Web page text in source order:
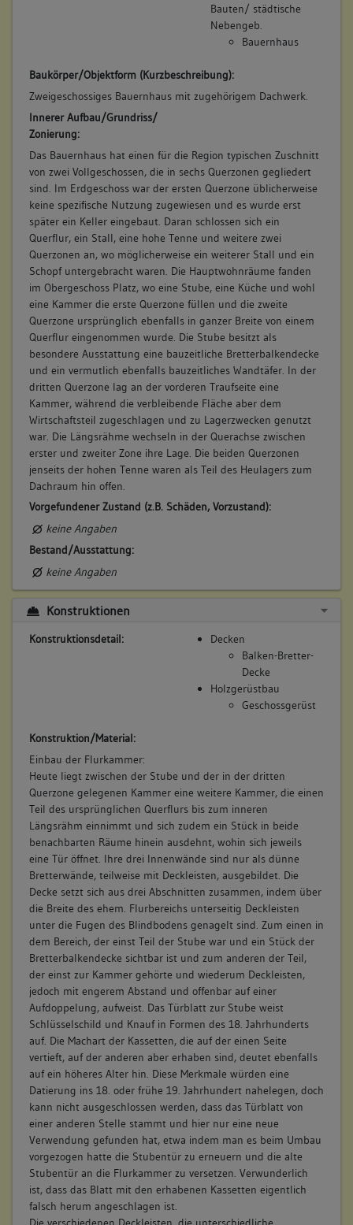
Bauten/ städtische
Nebengeb.
Bauernhaus
Baukörper/Objektform (Kurzbeschreibung):
Zweigeschossiges Bauernhaus mit zugehörigem Dachwerk.
Innerer Aufbau/Grundriss/
Zonierung:
Das Bauernhaus hat einen für die Region typischen Zuschnitt
von zwei Vollgeschossen, die in sechs Querzonen gegliedert
sind. Im Erdgeschoss war der ersten Querzone üblicherweise
keine spezifische Nutzung zugewiesen und es wurde erst
später ein Keller eingebaut. Daran schlossen sich ein
Querflur, ein Stall, eine hohe Tenne und weitere zwei
Querzonen an, wo möglicherweise ein weiterer Stall und ein
Schopf untergebracht waren. Die Hauptwohnräume fanden
im Obergeschoss Platz, wo eine Stube, eine Küche und wohl
eine Kammer die erste Querzone füllen und die zweite
Querzone ursprünglich ebenfalls in ganzer Breite von einem
Querflur eingenommen wurde. Die Stube besitzt als
besondere Ausstattung eine bauzeitliche Bretterbalkendecke
und ein vermutlich ebenfalls bauzeitliches Wandtäfer. In der
dritten Querzone lag an der vorderen Traufseite eine
Kammer, während die verbleibende Fläche aber dem
Wirtschaftsteil zugeschlagen und zu Lagerzwecken genutzt
war. Die Längsrähme wechseln in der Querachse zwischen
erster und zweiter Zone ihre Lage. Die beiden Querzonen
jenseits der hohen Tenne waren als Teil des Heulagers zum
Dachraum hin offen.
Vorgefundener Zustand (z.B. Schäden, Vorzustand):
keine Angaben
Bestand/Ausstattung:
keine Angaben
Konstruktionen
Konstruktionsdetail:
Decken
Balken-Bretter-
Decke
Holzgerüstbau
Geschossgerüst
Konstruktion/Material:
Einbau der Flurkammer:
Heute liegt zwischen der Stube und der in der dritten
Querzone gelegenen Kammer eine weitere Kammer, die einen
Teil des ursprünglichen Querflurs bis zum inneren
Längsrähm einnimmt und sich zudem ein Stück in beide
benachbarten Räume hinein ausdehnt, wohin sich jeweils
eine Tür öffnet. Ihre drei Innenwände sind nur als dünne
Bretterwände, teilweise mit Deckleisten, ausgebildet. Die
Decke setzt sich aus drei Abschnitten zusammen, indem über
die Breite des ehem. Flurbereichs unterseitig Deckleisten
unter die Fugen des Blindbodens genagelt sind. Zum einen in
dem Bereich, der einst Teil der Stube war und ein Stück der
Bretterbalkendecke sichtbar ist und zum anderen der Teil,
der einst zur Kammer gehörte und wiederum Deckleisten,
jedoch mit engerem Abstand und offenbar auf einer
Aufdoppelung, aufweist. Das Türblatt zur Stube weist
Schlüsselschild und Knauf in Formen des 18. Jahrhunderts
auf. Die Machart der Kassetten, die auf der einen Seite
vertieft, auf der anderen aber erhaben sind, deutet ebenfalls
auf ein höheres Alter hin. Diese Merkmale würden eine
Datierung ins 18. oder frühe 19. Jahrhundert nahelegen, doch
kann nicht ausgeschlossen werden, dass das Türblatt von
einer anderen Stelle stammt und hier nur eine neue
Verwendung gefunden hat, etwa indem man es beim Umbau
vorgezogen hatte die Stubentür zu erneuern und die alte
Stubentür an die Flurkammer zu versetzen. Verwunderlich
ist, dass das Blatt mit den erhabenen Kassetten eigentlich
falsch herum angeschlagen ist.